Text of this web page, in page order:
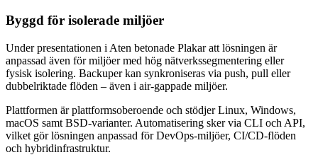
Byggd för isolerade miljöer
Under presentationen i Aten betonade Plakar att lösningen är
anpassad även för miljöer med hög nätverkssegmentering eller
fysisk isolering. Backuper kan synkroniseras via push, pull eller
dubbelriktade flöden – även i air-gappade miljöer.
Plattformen är plattformsoberoende och stödjer Linux, Windows,
macOS samt BSD-varianter. Automatisering sker via CLI och API,
vilket gör lösningen anpassad för DevOps-miljöer, CI/CD-flöden
och hybridinfrastruktur.